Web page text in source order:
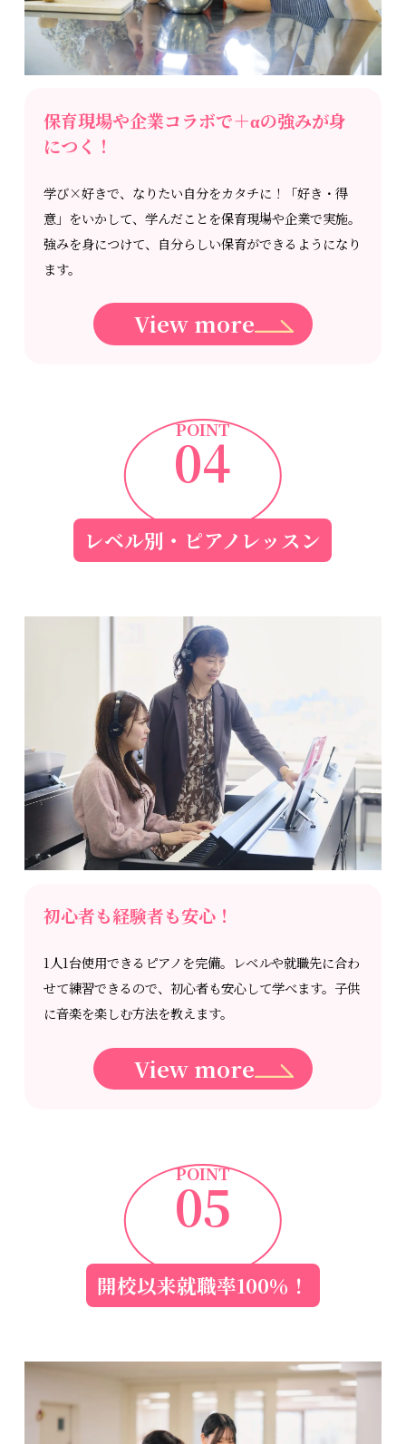
保育現場や企業コラボで＋αの強みが身
につく！
学び×好きで、なりたい自分をカタチに！「好き・得
意」をいかして、学んだことを保育現場や企業で実施。
強みを身につけて、自分らしい保育ができるようになり
ます。
View more
POINT
04
レベル別・ピアノレッスン
初心者も経験者も安心！
1人1台使用できるピアノを完備。レベルや就職先に合わ
せて練習できるので、初心者も安心して学べます。子供
に音楽を楽しむ方法を教えます。
View more
POINT
05
開校以来就職率100％！